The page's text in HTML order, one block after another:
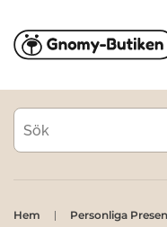
Skip to main
Hem Personliga